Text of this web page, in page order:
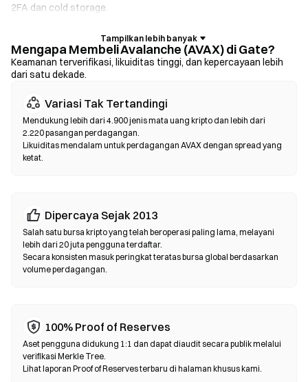
2FA dan cold storage.
Dompet Kripto
Untuk pengguna yang memprioritaskan self-custody. Dompet
non-kustodian memungkinkan Anda menyimpan kunci pribadi
dompet. Beberapa dompet juga mendukung fiat on-ramp,
sehingga Anda dapat membeli AVAX menggunakan kartu kredit
tanpa harus melalui bursa terlebih dahulu. Selalu cadangkan
seed phrase Anda dengan aman dan verifikasi alamat kontrak
sebelum mengonfirmasi transaksi apa pun.
Perdagangkan aset secara peer-to-peer tanpa perantara. DEX
menggunakan smart contract untuk mengeksekusi swap
langsung di blockchain—tanpa perlu pendaftaran atau verifikasi
identitas. Hubungkan dompet yang kompatibel, pilih pasangan
token, atur toleransi slippage, lalu konfirmasi swap. Perlu diingat
DEX terjadi di chain yang kompatibel dengan EVM seperti
Ethereum, BNB Chain, dan Polygon.
Mengapa Membeli Avalanche (AVAX) di Gate?
Keamanan terverifikasi, likuiditas tinggi, dan kepercayaan lebih
dari satu dekade.
Variasi Tak Tertandingi
Mendukung lebih dari 4.900 jenis mata uang kripto dan lebih dari
2.220 pasangan perdagangan.
Likuiditas mendalam untuk perdagangan AVAX dengan spread yang
ketat.
Dipercaya Sejak 2013
Salah satu bursa kripto yang telah beroperasi paling lama, melayani
lebih dari 20 juta pengguna terdaftar.
Secara konsisten masuk peringkat teratas bursa global berdasarkan
volume perdagangan.
100% Proof of Reserves
Aset pengguna didukung 1:1 dan dapat diaudit secara publik melalui
verifikasi Merkle Tree.
Lihat laporan Proof of Reserves terbaru di halaman khusus kami.